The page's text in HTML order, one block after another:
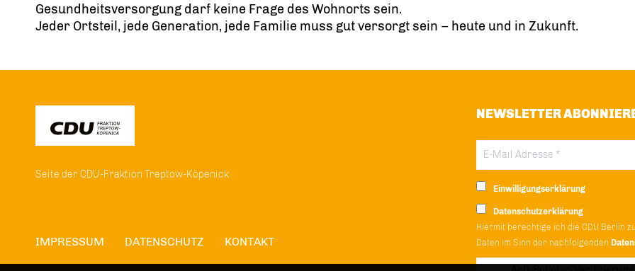
Gesundheitsversorgung darf keine Frage des Wohnorts sein.
Jeder Ortsteil, jede Generation, jede Familie muss gut versorgt sein – heute und in Zukunft.
Seite der CDU-Fraktion Treptow-Köpenick
IMPRESSUM DATENSCHUTZ KONTAKT
NEWSLETTER
Einwilligungserklärung
Datenschutzerklärung
Hiermit berechtige ich die CDU Berlin
Daten im Sinn der nachfolgenden